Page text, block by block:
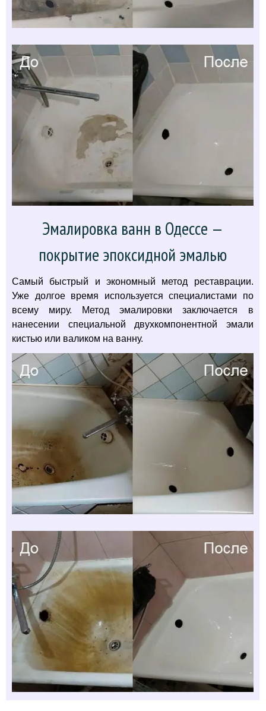
Эмалировка ванн в Одессе —
покрытие эпоксидной эмалью
Самый быстрый и экономный метод реставрации.
Уже долгое время используется специалистами по
всему миру. Метод эмалировки заключается в
нанесении специальной двухкомпонентной эмали
кистью или валиком на ванну.